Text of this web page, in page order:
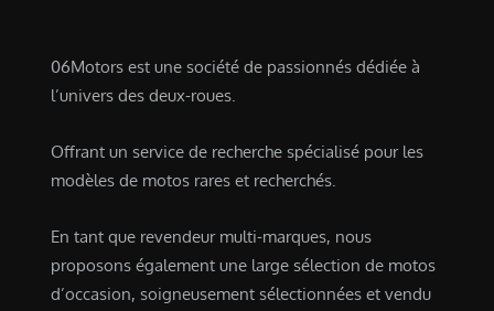
06Motors est une société de passionnés dédiée à
l’univers des deux-roues.
Offrant un service de recherche spécialisé pour les
modèles de motos rares et recherchés.
En tant que revendeur multi-marques, nous
proposons également une large sélection de motos
d’occasion, soigneusement sélectionnées et vendu